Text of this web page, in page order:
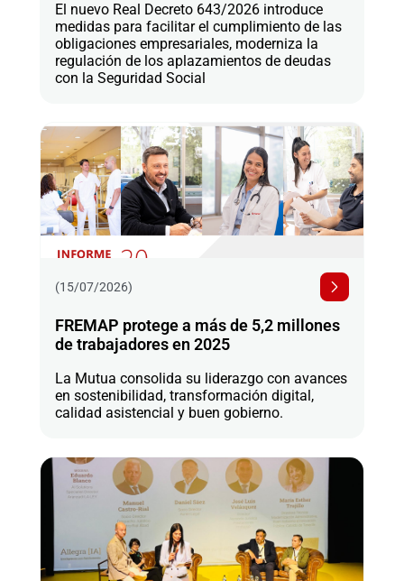
El nuevo Real Decreto 643/2026 introduce
medidas para facilitar el cumplimiento de las
obligaciones empresariales, moderniza la
regulación de los aplazamientos de deudas
con la Seguridad Social
(15/07/2026)
FREMAP protege a más de 5,2 millones
de trabajadores en 2025
La Mutua consolida su liderazgo con avances
en sostenibilidad, transformación digital,
calidad asistencial y buen gobierno.